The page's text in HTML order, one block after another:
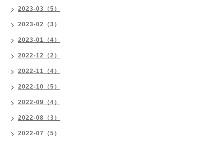
2023-03（5）
2023-02（3）
2023-01（4）
2022-12（2）
2022-11（4）
2022-10（5）
2022-09（4）
2022-08（3）
2022-07（5）